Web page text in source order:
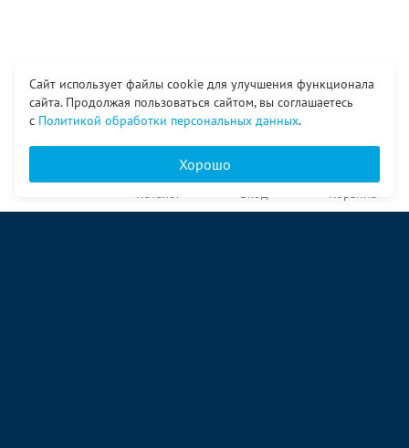
Сайт использует файлы cookie для улучшения функционала
сайта. Продолжая пользоваться сайтом, вы соглашаетесь
с Политикой обработки персональных данных.
Хорошо